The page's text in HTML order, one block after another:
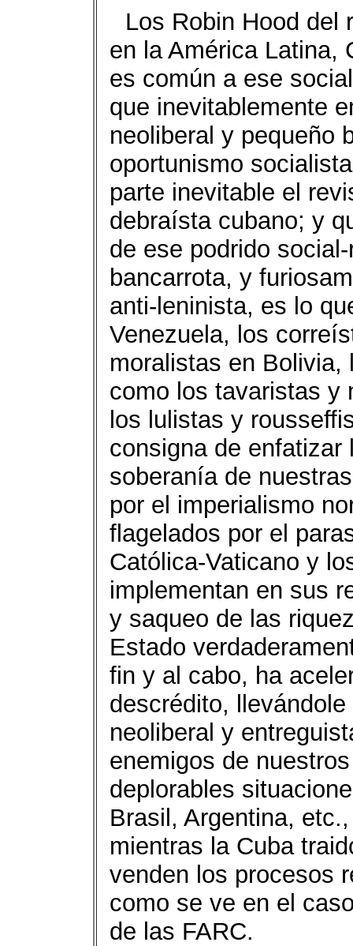
Los Robin Hood del
en la América Latina,
es común a ese
que inevitablemente
neoliberal y pequeño
oportunismo
parte inevitable el
debraísta cubano; y
de ese podrido
bancarrota, y
anti-leninista, es lo
Venezuela, los
moralistas en Bolivia,
como los tavaristas y
los lulistas y
consigna de
soberanía de
por el imperialismo
flagelados por el
Católica-Vaticano y
implementan en sus
y saqueo de las
Estado
fin y al cabo, ha
descrédito,
neoliberal y
enemigos de
deplorables
Brasil, Argentina,
mientras la Cuba
venden los procesos
como se ve en el
de las FARC.